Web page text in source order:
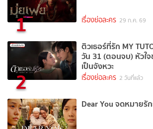
1 เรื่องย่อละคร 29 ก.ค. 69
2
ติวเธอร์ที่รัก MY
วัน 31 (ตอนจบ) หัวใ
เป็นจังหวะ
เรื่องย่อละคร 2 วันที่แล้ว
Dear You จดหมายรั